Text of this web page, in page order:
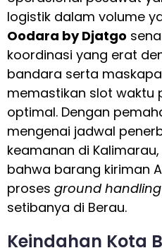
logistik dalam volume
Oodara by Djatgo
koordinasi yang erat
bandara serta
memastikan slot waktu
optimal. Dengan
mengenai jadwal
keamanan di
bahwa barang kiriman
proses ground handling
setibanya di Berau.
Keindahan Kota